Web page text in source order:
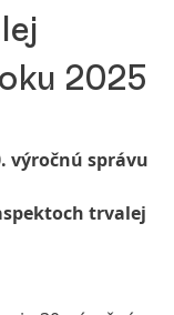
2025
výročnú správu
trvalej